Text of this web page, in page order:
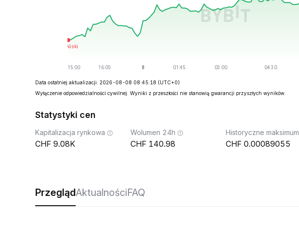
Data ostatniej aktualizacji: 2026-08-08 08:45:18 (UTC+0)
Wyłączenie odpowiedzialności cywilnej: Wyniki z przeszłości nie stanowią gwarancji przyszłych wyników.
Statystyki cen
Kapitalizacja rynkowa
9.08K
Wolumen 24h
140.98
Historyczne maksimum
0.00089055
PrzeglądAktualnościFAQ